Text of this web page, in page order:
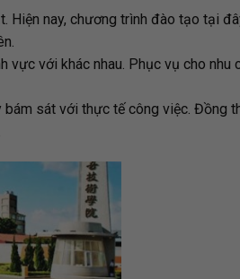
Hiện nay, chương trình đào tạo tại
với khác nhau. Phục vụ cho nhu
sát với thực tế công việc. Đồng